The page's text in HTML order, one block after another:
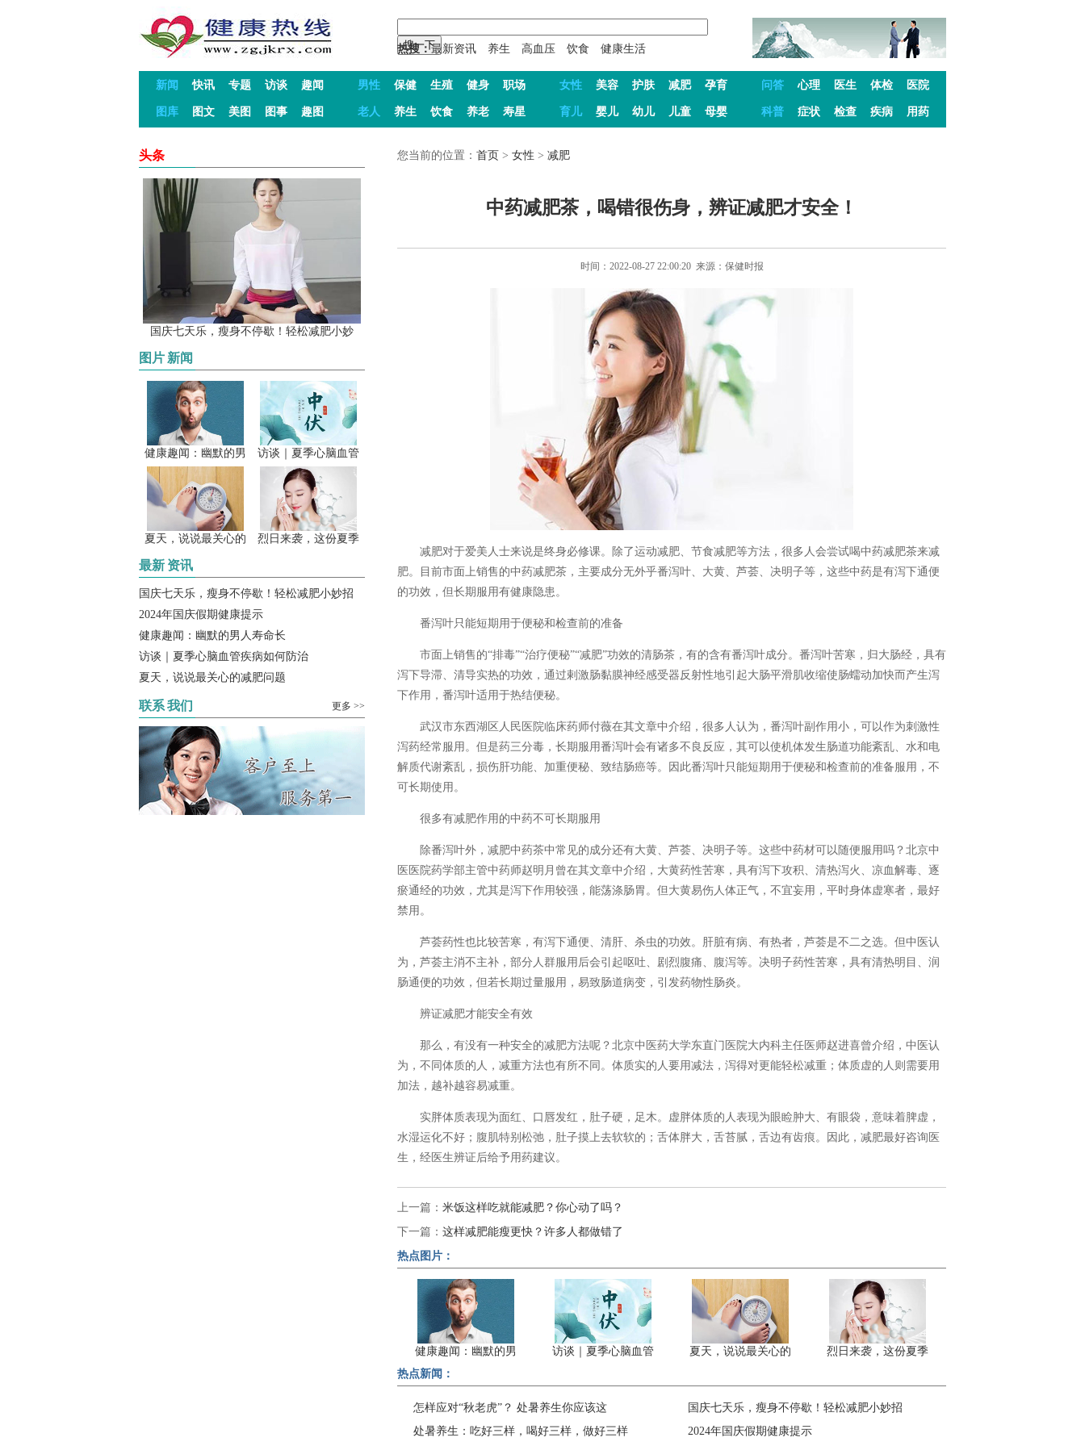
热搜：最新资讯 养生 高血压 饮食 健康生活
新闻 快讯 专题 访谈 趣闻 男性 保健 生殖 健身 职场 女性 美容 护肤 减肥 孕育 问答 心理 医生 体检 医院
图库 图文 美图 图事 趣图 老人 养生 饮食 养老 寿星 育儿 婴儿 幼儿 儿童 母婴 科普 症状 检查 疾病 用药
头条
国庆七天乐，瘦身不停歇！轻松减肥小妙
图片 新闻
健康趣闻：幽默的男 访谈｜夏季心脑血管
夏天，说说最关心的 烈日来袭，这份夏季
最新 资讯
国庆七天乐，瘦身不停歇！轻松减肥小妙招
2024年国庆假期健康提示
健康趣闻：幽默的男人寿命长
访谈｜夏季心脑血管疾病如何防治
夏天，说说最关心的减肥问题
联系我们 更多 >>
您当前的位置： 首页 > 女性 > 减肥
中药减肥茶，喝错很伤身，辨证减肥才安全！
时间：2022-08-27 22:00:20 来源：保健时报
减肥对于爱美人士来说是终身必修课。除了运动减肥、节食减肥等方法，很多人会尝试喝中药减肥茶来减
肥。目前市面上销售的中药减肥茶，主要成分无外乎番泻叶、大黄、芦荟、决明子等，这些中药是有泻下通便
的功效，但长期服用有健康隐患。
番泻叶只能短期用于便秘和检查前的准备
市面上销售的“排毒”“治疗便秘”“减肥”功效的清肠茶，有的含有番泻叶成分。番泻叶苦寒，归大肠经，具有
泻下导滞、清导实热的功效，通过剌激肠黏膜神经感受器反射性地引起大肠平滑肌收缩使肠蠕动加快而产生泻
下作用，番泻叶适用于热结便秘。
武汉市东西湖区人民医院临床药师付薇在其文章中介绍，很多人认为，番泻叶副作用小，可以作为刺激性
泻药经常服用。但是药三分毒，长期服用番泻叶会有诸多不良反应，其可以使机体发生肠道功能紊乱、水和电
解质代谢紊乱，损伤肝功能、加重便秘、致结肠癌等。因此番泻叶只能短期用于便秘和检查前的准备服用，不
可长期使用。
很多有减肥作用的中药不可长期服用
除番泻叶外，减肥中药茶中常见的成分还有大黄、芦荟、决明子等。这些中药材可以随便服用吗？北京中
医医院药学部主管中药师赵明月曾在其文章中介绍，大黄药性苦寒，具有泻下攻积、清热泻火、凉血解毒、逐
瘀通经的功效，尤其是泻下作用较强，能荡涤肠胃。但大黄易伤人体正气，不宜妄用，平时身体虚寒者，最好
禁用。
芦荟药性也比较苦寒，有泻下通便、清肝、杀虫的功效。肝脏有病、有热者，芦荟是不二之选。但中医认
为，芦荟主消不主补，部分人群服用后会引起呕吐、剧烈腹痛、腹泻等。决明子药性苦寒，具有清热明目、润
肠通便的功效，但若长期过量服用，易致肠道病变，引发药物性肠炎。
辨证减肥才能安全有效
那么，有没有一种安全的减肥方法呢？北京中医药大学东直门医院大内科主任医师赵进喜曾介绍，中医认
为，不同体质的人，减重方法也有所不同。体质实的人要用减法，泻得对更能轻松减重；体质虚的人则需要用
加法，越补越容易减重。
实胖体质表现为面红、口唇发红，肚子硬，足木。虚胖体质的人表现为眼睑肿大、有眼袋，意味着脾虚，
水湿运化不好；腹肌特别松弛，肚子摸上去软软的；舌体胖大，舌苔腻，舌边有齿痕。因此，减肥最好咨询医
生，经医生辨证后给予用药建议。
上一篇： 米饭这样吃就能减肥？你心动了吗？
下一篇： 这样减肥能瘦更快？许多人都做错了
热点图片：
健康趣闻：幽默的男 访谈｜夏季心脑血管 夏天，说说最关心的
烈日来袭，这份夏季
热点新闻：
怎样应对“秋老虎”？ 处暑养生你应该这
处暑养生：吃好三样，喝好三样，做好三样
国庆七天乐，瘦身不停歇！轻松减肥小妙招
2024年国庆假期健康提示